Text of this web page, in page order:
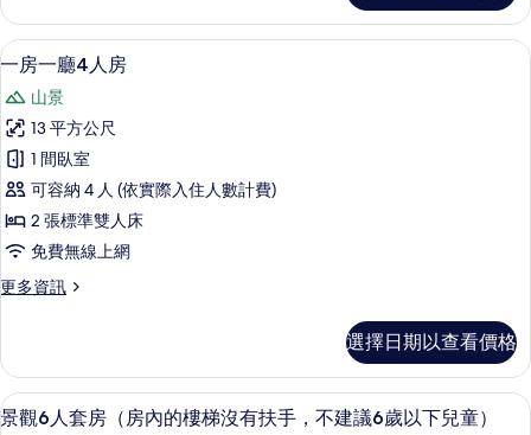
的
所
有
相
片
雙
人
套
的
詳
情
顯
示
一
房
一
廳
4
人
房
所
有
相
一房一廳4人房 | 起居區 | 120-
8
一房一廳4人房
山景
13 平方公尺
1 間臥室
可容納 4 人 (依實際入住人數計費)
2 張標準雙人床
免費無線上網
更多資訊
更
一
廳
4
選擇日期以查看價格
顯
景觀6人套房（房內的樓梯沒有扶手
8
景觀6人套房（房內的樓梯沒有扶手，不建議6歲以下兒童）